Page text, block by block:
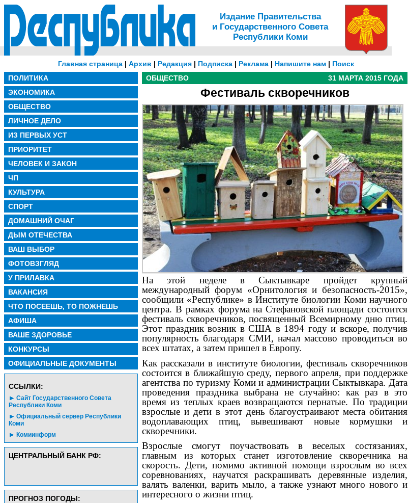
Издание Правительства
и Государственного Совета
Республики Коми
Главная страница| Архив | Редакция| Подписка| Реклама| Напишите нам| Поиск
ПОЛИТИКА
ЭКОНОМИКА
ОБЩЕСТВО
ЛИЧНОЕ ДЕЛО
ИЗ ПЕРВЫХ УСТ
ПРИОРИТЕТ
ЧЕЛОВЕК И ЗАКОН
ЧП
КУЛЬТУРА
СПОРТ
ДОМАШНИЙ ОЧАГ
ДЫМ ОТЕЧЕСТВА
ВАШ ВЫБОР
ФОТОВЗГЛЯД
У ПРИЛАВКА
ВАКАНСИЯ
ЧТО ПОСЕЕШЬ, ТО ПОЖНЕШЬ
АФИША
ВАШЕ ЗДОРОВЬЕ
КОНКУРСЫ
ОФИЦИАЛЬНЫЕ ДОКУМЕНТЫ
CСЫЛКИ:
Сайт Государственного Совета
Республики Коми
Официальный сервер Республики
Коми
Комиинформ
ЦЕНТРАЛЬНЫЙ БАНК РФ:
ПРОГНОЗ ПОГОДЫ:
ОБЩЕСТВО 31 МАРТА 2015 ГОДА
Фестиваль скворечников
На этой неделе в Сыктывкаре пройдет крупный
международный форум «Орнитология и безопасность-2015»,
сообщили «Республике» в Институте биологии Коми научного
центра. В рамках форума на Стефановской площади состоится
фестиваль скворечников, посвященный Всемирному дню птиц.
Этот праздник возник в США в 1894 году и вскоре, получив
популярность благодаря СМИ, начал массово проводиться во
всех штатах, а затем пришел в Европу.
Как рассказали в институте биологии, фестиваль скворечников
состоится в ближайшую среду, первого апреля, при поддержке
агентства по туризму Коми и администрации Сыктывкара. Дата
проведения праздника выбрана не случайно: как раз в это
время из теплых краев возвращаются пернатые. По традиции
взрослые и дети в этот день благоустраивают места обитания
водоплавающих птиц, вывешивают новые кормушки и
скворечники.
Взрослые смогут поучаствовать в веселых состязаниях,
главным из которых станет изготовление скворечника на
скорость. Дети, помимо активной помощи взрослым во всех
соревнованиях, научатся раскрашивать деревянные изделия,
валять валенки, варить мыло, а также узнают много нового и
интересного о жизни птиц.